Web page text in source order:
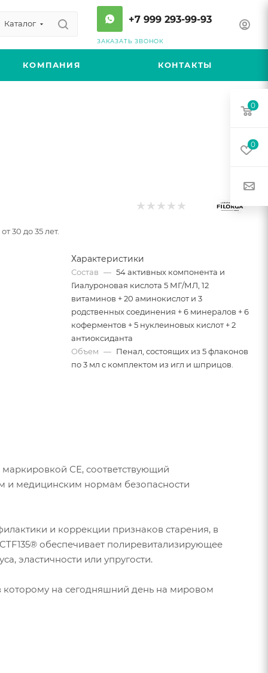
Каталог +7 999 293-99-93
ЗАКАЗАТЬ ЗВОНОК
КОМПАНИЯ КОНТАКТЫ
30 до 35 лет.
Характеристики
Состав — 54 активных компонента и
Гиалуроновая кислота 5 МГ/МЛ, 12
витаминов + 20 аминокислот и 3
родственных соединения + 6 минералов + 6
коферментов + 5 нуклеиновых кислот + 2
антиоксиданта
Объем — Пенал, состоящих из 5 флаконов
по 3 мл с комплектом из игл и шприцов.
СЕ, соответствующий
и медицинским нормам безопасности
и коррекции признаков старения, в
обеспечивает полиревитализирующее
эластичности или упругости.
которому на сегодняшний день на мировом
0
0